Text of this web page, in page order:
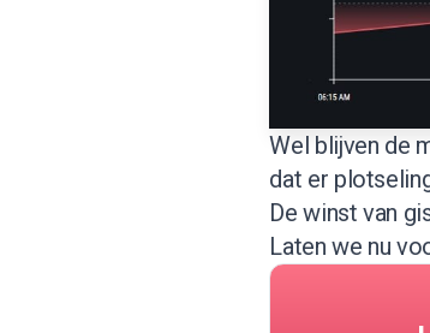
Wel blijven de
dat er
De winst van
Laten we nu